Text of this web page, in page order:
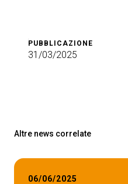
PUBBLICAZIONE
31/03/2025
Altre news correlate
06/06/2025